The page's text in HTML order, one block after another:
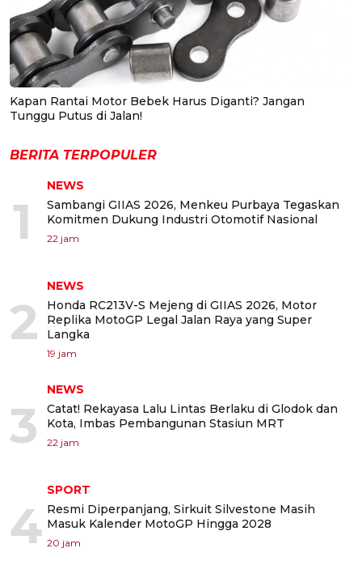
Kapan Rantai Motor Bebek Harus Diganti? Jangan
Tunggu Putus di Jalan!
BERITA TERPOPULER
1
NEWS
Sambangi GIIAS 2026, Menkeu Purbaya Tegaskan
Komitmen Dukung Industri Otomotif Nasional
22 jam
2
NEWS
Honda RC213V-S Mejeng di GIIAS 2026, Motor
Replika MotoGP Legal Jalan Raya yang Super
Langka
19 jam
3
NEWS
Catat! Rekayasa Lalu Lintas Berlaku di Glodok dan
Kota, Imbas Pembangunan Stasiun MRT
22 jam
4
SPORT
Resmi Diperpanjang, Sirkuit Silvestone Masih
Masuk Kalender MotoGP Hingga 2028
20 jam